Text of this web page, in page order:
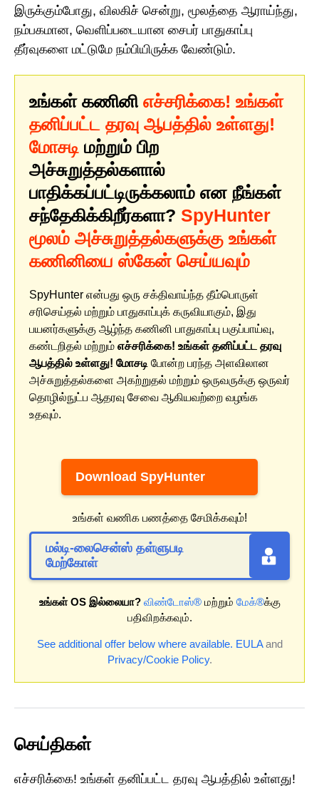
இருக்கும்போது, விலகிச் சென்று, மூலத்தை ஆராய்ந்து,
நம்பகமான, வெளிப்படையான சைபர் பாதுகாப்பு
தீர்வுகளை மட்டுமே நம்பியிருக்க வேண்டும்.
உங்கள் கணினி எச்சரிக்கை! உங்கள்
தனிப்பட்ட தரவு ஆபத்தில் உள்ளது!
மோசடி மற்றும் பிற
அச்சுறுத்தல்களால்
பாதிக்கப்பட்டிருக்கலாம் என நீங்கள்
சந்தேகிக்கிறீர்களா? SpyHunter
மூலம் அச்சுறுத்தல்களுக்கு உங்கள்
கணினியை ஸ்கேன் செய்யவும்
SpyHunter என்பது ஒரு சக்திவாய்ந்த தீம்பொருள்
சரிசெய்தல் மற்றும் பாதுகாப்புக் கருவியாகும், இது
பயனர்களுக்கு ஆழ்ந்த கணினி பாதுகாப்பு பகுப்பாய்வு,
கண்டறிதல் மற்றும் எச்சரிக்கை! உங்கள் தனிப்பட்ட தரவு
ஆபத்தில் உள்ளது! மோசடி போன்ற பரந்த அளவிலான
அச்சுறுத்தல்களை அகற்றுதல் மற்றும் ஒருவருக்கு ஒருவர்
தொழில்நுட்ப ஆதரவு சேவை ஆகியவற்றை வழங்க
உதவும்.
Download SpyHunter
உங்கள் வணிக பணத்தை சேமிக்கவும்!
மல்டி-லைசென்ஸ் தள்ளுபடி
மேற்கோள்
உங்கள் OS இல்லையா? விண்டோஸ்®மற்றும் மேக்®க்கு
பதிவிறக்கவும்.
See additional offer below where available. EULAand
Privacy/Cookie Policy.
செய்திகள்
எச்சரிக்கை! உங்கள் தனிப்பட்ட தரவு ஆபத்தில் உள்ளது!